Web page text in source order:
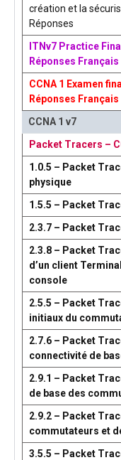
création et la
Réponses
ITNv7 Practice
Réponses Français
CCNA 1 Examen
Réponses Français
CCNA 1 v7
Packet Tracers –
1.0.5 – Packet
physique
1.5.5 – Packet
2.3.7 – Packet
2.3.8 – Packet
d’un client
console
2.5.5 – Packet
initiaux du
2.7.6 – Packet
connectivité de
2.9.1 – Packet
de base des
2.9.2 – Packet
commutateurs et
3.5.5 – Packet